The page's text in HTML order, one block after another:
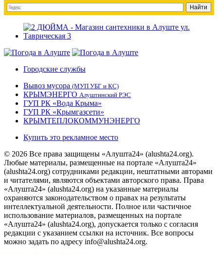
Городские службы
Вывоз мусора (МУП УБГ и КС)
КРЫМЭНЕРГО Алуштинский РЭС
ГУП РК «Вода Крыма»
ГУП РК «Крымгазсети»
КРЫМТЕПЛОКОММУНЭНЕРГО
Купить это рекламное место
© 2026 Все права защищены «Алушта24» (alushta24.org).
Любые материалы, размещенные на портале «Алушта24»
(alushta24.org) сотрудниками редакции, нештатными авторами
и читателями, являются объектами авторского права. Права
«Алушта24» (alushta24.org) на указанные материалы
охраняются законодательством о правах на результаты
интеллектуальной деятельности. Полное или частичное
использование материалов, размещенных на портале
«Алушта24» (alushta24.org), допускается только с согласия
редакции с указанием ссылки на источник. Все вопросы
можно задать по адресу info@alushta24.org.